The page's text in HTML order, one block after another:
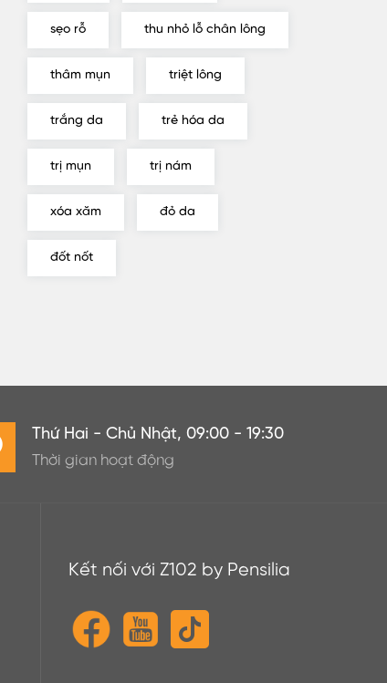
sẹo rỗ thu nhỏ lỗ chân lông
thâm mụn triệt lông
trắng da trẻ hóa da
trị mụn trị nám
xóa xăm đỏ da
đốt nốt
Thứ Hai - Chủ Nhật, 09:00 - 19:30
Thời gian hoạt động
Kết nối với Z102 by Pensilia